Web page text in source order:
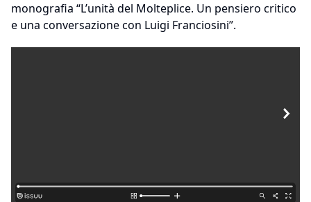
monografia “L’unità del Molteplice. Un pensiero critico
e una conversazione con Luigi Franciosini”.